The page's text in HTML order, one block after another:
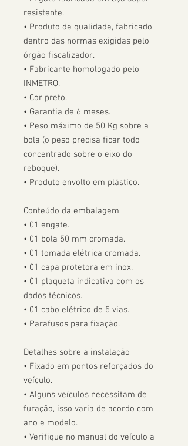
resistente.
• Produto de qualidade, fabricado
dentro das normas exigidas pelo
órgão fiscalizador.
• Fabricante homologado pelo
INMETRO.
• Cor preto.
• Garantia de 6 meses.
• Peso máximo de 50 Kg sobre a
bola (o peso precisa ficar todo
concentrado sobre o eixo do
reboque).
• Produto envolto em plástico.
Conteúdo da embalagem
• 01 engate.
• 01 bola 50 mm cromada.
• 01 tomada elétrica cromada.
• 01 capa protetora em inox.
• 01 plaqueta indicativa com os
dados técnicos.
• 01 cabo elétrico de 5 vias.
• Parafusos para fixação.
Detalhes sobre a instalação
• Fixado em pontos reforçados do
veículo.
• Alguns veículos necessitam de
furação, isso varia de acordo com
ano e modelo.
• Verifique no manual do veículo a